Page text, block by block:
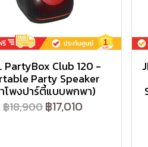
PartyBox Club 120 -
Party Speaker
โพงปาร์ตี้แบบพกพา)
฿18,900฿17,010